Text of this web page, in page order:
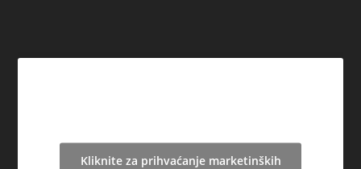
Kliknite za prihvaćanje marketinških